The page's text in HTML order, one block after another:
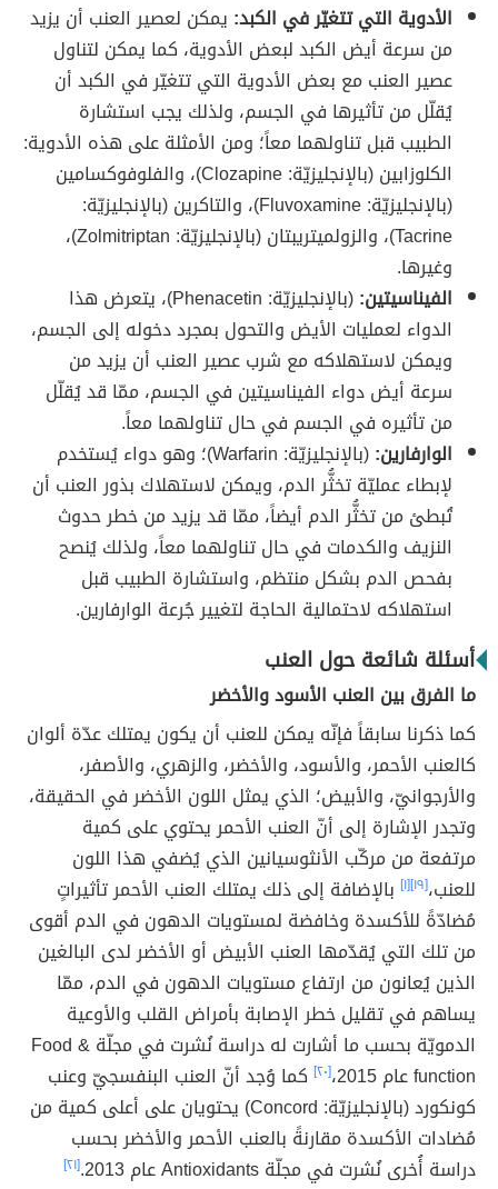
الأدوية التي تتغيّر في الكبد: يمكن لعصير العنب أن يزيد
من سرعة أيض الكبد لبعض الأدوية، كما يمكن لتناول
عصير العنب مع بعض الأدوية التي تتغيّر في الكبد أن
يُقلّل من تأثيرها في الجسم، ولذلك يجب استشارة
الطبيب قبل تناولهما معاً؛ ومن الأمثلة على هذه الأدوية:
الكلوزابين (بالإنجليزيّة: Clozapine)، والفلوفوكسامين
(بالإنجليزيّة: Fluvoxamine)، والتاكرين (بالإنجليزيّة:
Tacrine)، والزولميتريبتان (بالإنجليزيّة: Zolmitriptan)،
وغيرها.
الفيناسيتين:
(بالإنجليزيّة: Phenacetin)، يتعرض هذا
الدواء لعمليات الأيض والتحول بمجرد دخوله إلى الجسم،
ويمكن لاستهلاكه مع شرب عصير العنب أن يزيد من
سرعة أيض دواء الفيناسيتين في الجسم، ممّا قد يُقلّل
من تأثيره في الجسم في حال تناولهما معاً.
الوارفارين:
(بالإنجليزيّة: Warfarin)؛ وهو دواء يُستخدم
لإبطاء عمليّة تخثُّر الدم، ويمكن لاستهلاك بذور العنب أن
تُبطئ من تخثُّر الدم أيضاً، ممّا قد يزيد من خطر حدوث
النزيف والكدمات في حال تناولهما معاً، ولذلك يُنصح
بفحص الدم بشكل منتظم، واستشارة الطبيب قبل
استهلاكه لاحتمالية الحاجة لتغيير جُرعة الوارفارين.
أسئلة شائعة حول العنب
ما الفرق بين العنب الأسود والأخضر
كما ذكرنا سابقاً فإنّه يمكن للعنب أن يكون يمتلك عدّة ألوان
كالعنب الأحمر، والأسود، والأخضر، والزهري، والأصفر،
والأرجوانيّ، والأبيض؛ الذي يمثل اللون الأخضر في الحقيقة،
وتجدر الإشارة إلى أنّ العنب الأحمر يحتوي على كمية
مرتفعة من مركّب الأنثوسيانين الذي يُضفي هذا اللون
للعنب،[١٩] [١] بالإضافة إلى ذلك يمتلك العنب الأحمر تأثيراتٍ
مُضادّةً للأكسدة وخافضة لمستويات الدهون في الدم أقوى
من تلك التي يُقدّمها العنب الأبيض أو الأخضر لدى البالغين
الذين يُعانون من ارتفاع مستويات الدهون في الدم، ممّا
يساهم في تقليل خطر الإصابة بأمراض القلب والأوعية
الدمويّة بحسب ما أشارت له دراسة نُشرت في مجلّة Food &
function عام 2015،
[٢٠]
كما وُجد أنّ العنب البنفسجيّ وعنب
كونكورد (بالإنجليزيّة: Concord) يحتويان على أعلى كمية من
مُضادات الأكسدة مقارنةً بالعنب الأحمر والأخضر بحسب
دراسة أُخرى نُشرت في مجلّة Antioxidants عام 2013.
[٢١]